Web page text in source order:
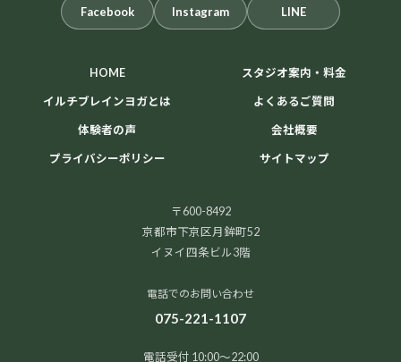
Facebook Instagram LINE
HOME スタジオ案内・料金
イルチブレインヨガとは よくあるご質問
体験者の声 会社概要
プライバシーポリシー サイトマップ
〒600-8492
京都市下京区月鉾町52
イヌイ四条ビル3階
電話でのお問い合わせ
075-221-1107
電話受付 10:00～22:00